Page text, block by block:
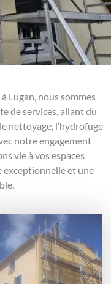
Lugan, nous sommes
de services, allant du
nettoyage, l’hydrofuge
notre engagement
vie à vos espaces
et une